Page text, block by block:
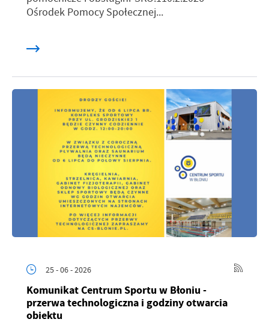
Ośrodek Pomocy Społecznej...
25 - 06 - 2026
Komunikat Centrum Sportu w Błoniu -
przerwa technologiczna i godziny otwarcia
obiektu